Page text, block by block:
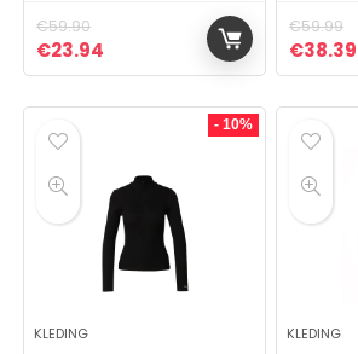
€59.90
Oorspronkelijke prijs was: €59.90.
€23.94 Huidige prijs is: €23.94.
€59.99
€38.39
- 10%
KLEDING KLEDING